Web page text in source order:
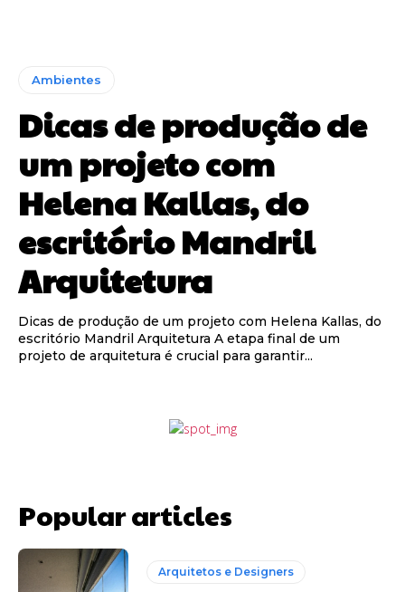
Ambientes
Dicas de produção de
um projeto com
Helena Kallas, do
escritório Mandril
Arquitetura
Dicas de produção de um projeto com Helena Kallas, do
escritório Mandril Arquitetura A etapa final de um
projeto de arquitetura é crucial para garantir...
Popular articles
Arquitetos e Designers